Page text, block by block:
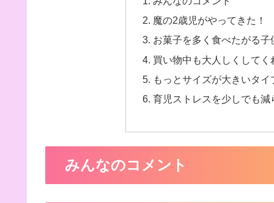
魔の2歳児がやってきた！
お菓子を多く食べたがる
買い物中も大人しくしてく
もっとサイズが大きいタ
育児ストレスを少しでも減
みんなのコメント